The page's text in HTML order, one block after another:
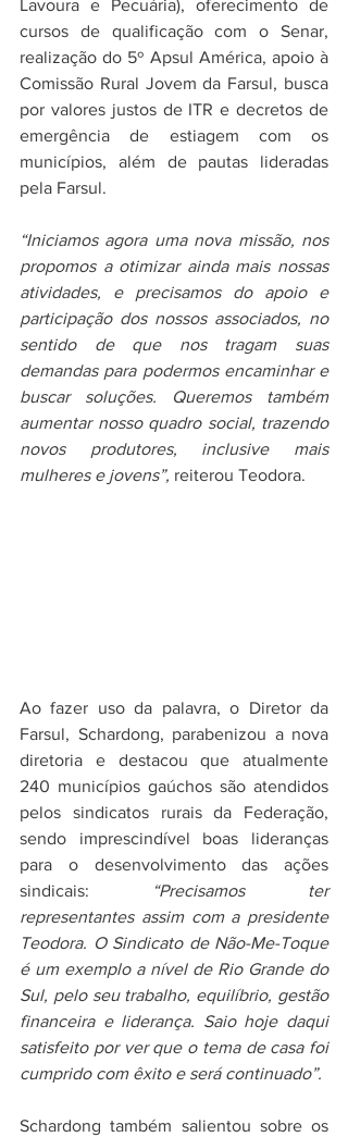
Lavoura e Pecuária), oferecimento de
cursos de qualificação com o Senar,
realização do 5º Apsul América, apoio à
Comissão Rural Jovem da Farsul, busca
por valores justos de ITR e decretos de
emergência de estiagem com os
municípios, além de pautas lideradas
pela Farsul.
“Iniciamos agora uma nova missão, nos
propomos a otimizar ainda mais nossas
atividades, e precisamos do apoio e
participação dos nossos associados, no
sentido de que nos tragam suas
demandas para podermos encaminhar e
buscar soluções. Queremos também
aumentar nosso quadro social, trazendo
novos produtores, inclusive mais
mulheres e jovens”, reiterou Teodora.
Ao fazer uso da palavra, o Diretor da
Farsul, Schardong, parabenizou a nova
diretoria e destacou que atualmente
240 municípios gaúchos são atendidos
pelos sindicatos rurais da Federação,
sendo imprescindível boas lideranças
para o desenvolvimento das ações
sindicais:
“Precisamos ter
representantes assim com a presidente
Teodora. O Sindicato de Não-Me-Toque
é um exemplo a nível de Rio Grande do
Sul, pelo seu trabalho, equilíbrio, gestão
financeira e liderança. Saio hoje daqui
satisfeito por ver que o tema de casa foi
cumprido com êxito e será continuado”.
Schardong também salientou sobre os